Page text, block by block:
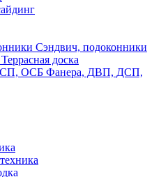
Сэндвич, подоконники
Террасная доска
Фанера, ДВП, ДСП,